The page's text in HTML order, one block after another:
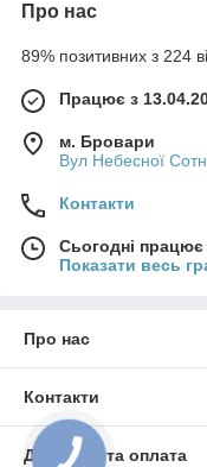
Про нас
89% позитивних з 224
Працює з
м. Бровари
Вул Небесної
Контакти
Сьогодні
Показати весь
Про нас
Контакти
Доставка та оплата
КНОПКА
ЗВ'ЯЗКУ